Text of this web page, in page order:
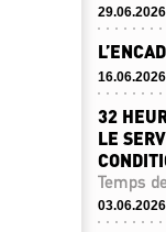
29.06.2026
16.06.2026
32
LE
Temps
03.06.2026